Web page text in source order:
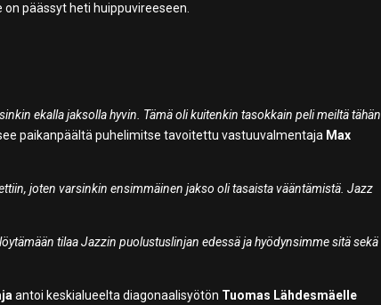
päässyt heti huippuvireeseen.
ekalla jaksolla hyvin. Tämä oli kuitenkin tasokkain peli meiltä tähän
paikanpäältä puhelimitse tavoitettu vastuuvalmentaja Max
joten varsinkin ensimmäinen jakso oli tasaista vääntämistä. Jazz
tilaa Jazzin puolustuslinjan edessä ja hyödynsimme sitä sekä
antoi keskialueelta diagonaalisyötön Tuomas Lähdesmäelle